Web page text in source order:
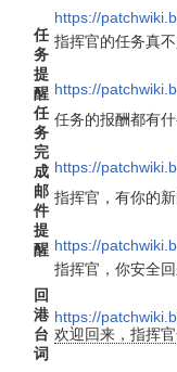
https://
任
务
提
醒
指挥官的任务真
https://
任
务
完
成
任务的报酬都有
https://
邮
件
提
醒
指挥官，有你的
https://
回
港
台
词
指挥官，你安全
https://
欢迎回来，指挥